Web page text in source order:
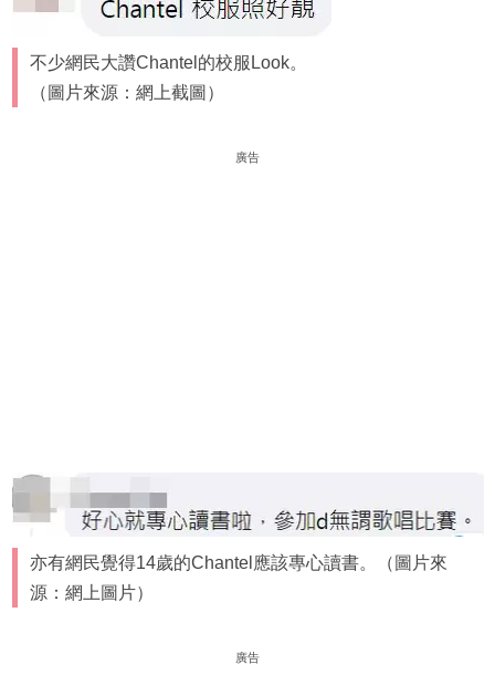
不少網民大讚Chantel的校服Look。
（圖片來源：網上截圖）
廣告
亦有網民覺得14歲的Chantel應該專心讀書。（圖片來
源：網上圖片）
廣告